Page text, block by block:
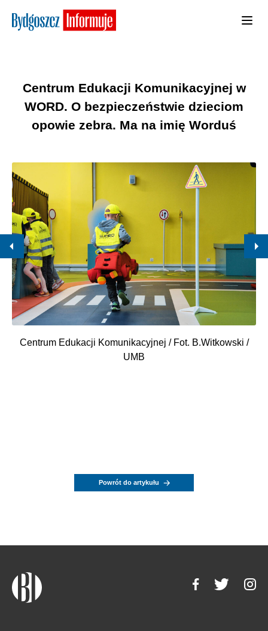
Centrum Edukacji Komunikacyjnej w
WORD. O bezpieczeństwie dzieciom
opowie zebra. Ma na imię Worduś
Centrum Edukacji Komunikacyjnej / Fot. B.Witkowski /
UMB
Powrót do artykułu